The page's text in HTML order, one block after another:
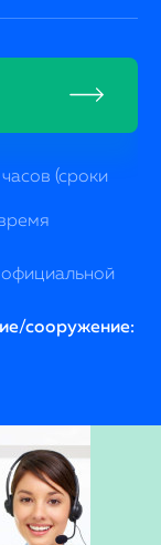
(сроки
сооружение: